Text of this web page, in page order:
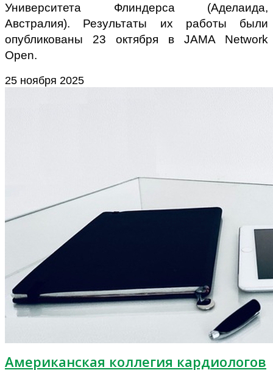
Университета Флиндерса (Аделаида,
Австралия). Результаты их работы были
опубликованы 23 октября в JAMA Network
Open.
25 ноября 2025
Американская коллегия кардиологов